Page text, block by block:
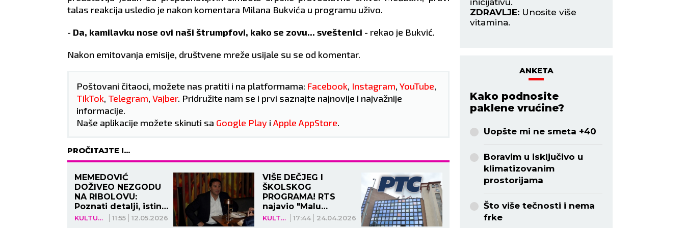
talas reakcija usledio je nakon komentara Milana Bukvića u programu uživo.
- Da, kamilavku nose ovi naši štrumpfovi, kako se zovu... sveštenici - rekao je Bukvić.
Nakon emitovanja emisije, društvene mreže usijale su se od komentar.
Poštovani čitaoci, možete nas pratiti i na platformama: Facebook, Instagram, YouTube,
TikTok, Telegram, Vajber. Pridružite nam se i prvi saznajte najnovije i najvažnije
informacije.
Naše aplikacije možete skinuti sa Google Play i Apple AppStore.
PROČITAJTE I...
KULTURA 11:55 12.05.2026
MEMEDOVIĆ
DOŽIVEO NEZGODU
NA RIBOLOVU:
Poznati detalji, istina
se tek sad saznala!
KULTURA 17:44 24.04.2026
VIŠE DEČJEG I
ŠKOLSKOG
PROGRAMA! RTS
najavio "Malu
Slagalicu"
ZDRAVLJE:Dobro.
ZDRAVLJE:
ZDRAVLJE: Bolovi u
kolenima.
ANKETA
Kako podnosite
paklene vrućine?
Uopšte mi ne smeta +40
Boravim u isključivo u
klimatizovanim
prostorijama
Što više tečnosti i nema
frke